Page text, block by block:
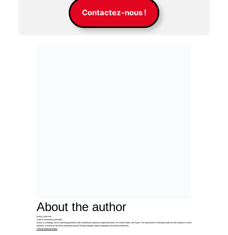
Contactez-nous !
About the author
Evelyn Luna Reis
Sales & Marketing Specialist
Evelyn is a strategy-driven marketing generalist with international experience spanning Brazil, the United States, and Spain. She specializes in blending creativity with analytics to build
authentic connections and drive measurable growth through strategic digital campaigns and inbound marketing.
View all posts by Evelyn